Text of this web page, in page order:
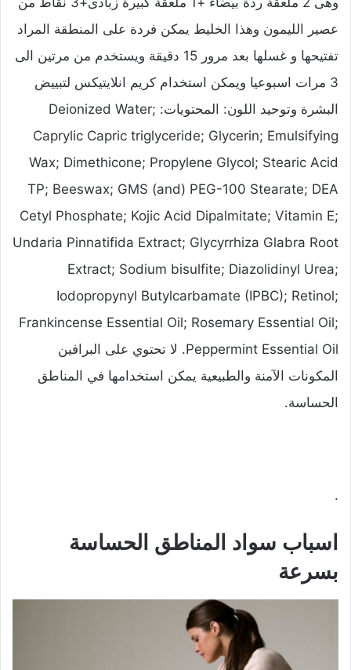
عصير الليمون وهذا الخليط يمكن فردة على المنطقة المراد
تفتيحها و غسلها بعد مرور 15 دقيقة ويستخدم من مرتين الى
3 مرات اسبوعيا ويمكن استخدام كريم انلايتيكس لتبييض
البشرة وتوحيد اللون: المحتويات: Deionized Water;
Caprylic Capric triglyceride; Glycerin; Emulsifying
Wax; Dimethicone; Propylene Glycol; Stearic Acid
TP; Beeswax; GMS (and) PEG-100 Stearate; DEA
Cetyl Phosphate; Kojic Acid Dipalmitate; Vitamin E;
Undaria Pinnatifida Extract; Glycyrrhiza Glabra Root
Extract; Sodium bisulfite; Diazolidinyl Urea;
Iodopropynyl Butylcarbamate (IPBC); Retinol;
Frankincense Essential Oil; Rosemary Essential Oil;
Peppermint Essential Oil. لا تحتوي على البرافين
المكونات الآمنة والطبيعية يمكن استخدامها في المناطق
الحساسة.
.
اسباب سواد المناطق الحساسة
بسرعة